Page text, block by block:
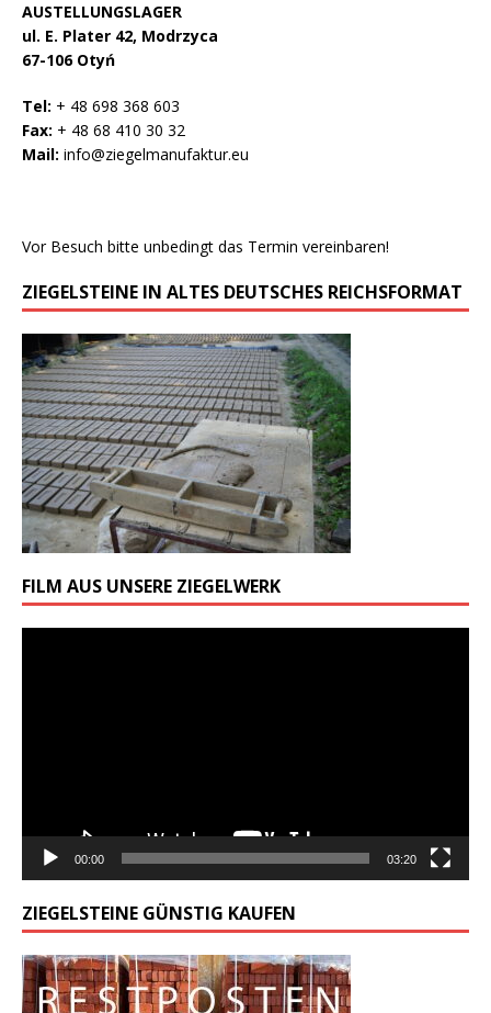
AUSTELLUNGSLAGER
ul. E. Plater 42, Modrzyca
67-106 Otyń
Tel: + 48 698 368 603
Fax: + 48 68 410 30 32
Mail: info@ziegelmanufaktur.eu
Vor Besuch bitte unbedingt das Termin vereinbaren!
ZIEGELSTEINE IN ALTES DEUTSCHES REICHSFORMAT
FILM AUS UNSERE ZIEGELWERK
00:00 03:20
ZIEGELSTEINE GÜNSTIG KAUFEN